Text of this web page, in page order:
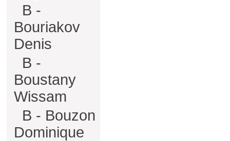
B -
Bouriakov
Denis
B -
Boustany
Wissam
B - Bouzon
Dominique